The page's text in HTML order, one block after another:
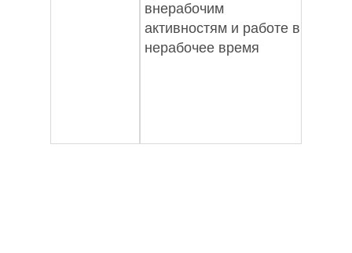
внерабочим
активностям и работе в
нерабочее время